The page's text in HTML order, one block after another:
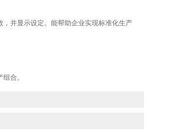
并显示设定。能帮助企业实现标准化生产
合。